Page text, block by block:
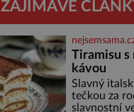
ZAJÍMAVÉ
Tiramisu s
kávou
Slavný
tečkou za
slavnostní